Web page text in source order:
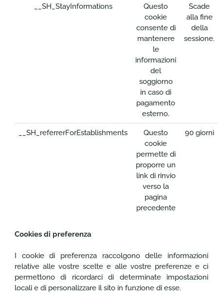
__SH_StayInformations
Questo
cookie
consente di
mantenere
le
informazioni
del
soggiorno
in caso di
pagamento
esterno.
Scade
alla fine
della
sessione.
__SH_referrerForEstablishments
Questo
cookie
permette di
proporre un
link di rinvio
verso la
pagina
precedente
90 giorni
Cookies di preferenza
I cookie di preferenza raccolgono delle informazioni
relative alle vostre scelte e alle vostre preferenze e ci
permettono di ricordarci di determinate impostazioni
locali e di personalizzare il sito in funzione di esse.